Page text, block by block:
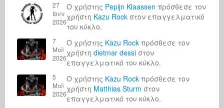
27
Ιουν
2026
Ο χρήστης Pepijn Klaassen πρόσθεσε τον
χρήστη Kazu Rock στον επαγγελματικό
του κύκλο.
7
Μαϊ
2026
Ο χρήστης Kazu Rock πρόσθεσε τον
χρήστη dietmar dessi στον
επαγγελματικό του κύκλο.
5
Μαϊ
2026
Ο χρήστης Kazu Rock πρόσθεσε τον
χρήστη Matthias Sturm στον
επαγγελματικό του κύκλο.